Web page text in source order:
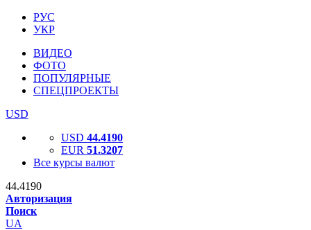
РУС
УКР
ВИДЕО
ФОТО
ПОПУЛЯРНЫЕ
СПЕЦПРОЕКТЫ
USD
USD 44.4190
EUR 51.3207
Все курсы валют
44.4190
Авторизация
Поиск
UA